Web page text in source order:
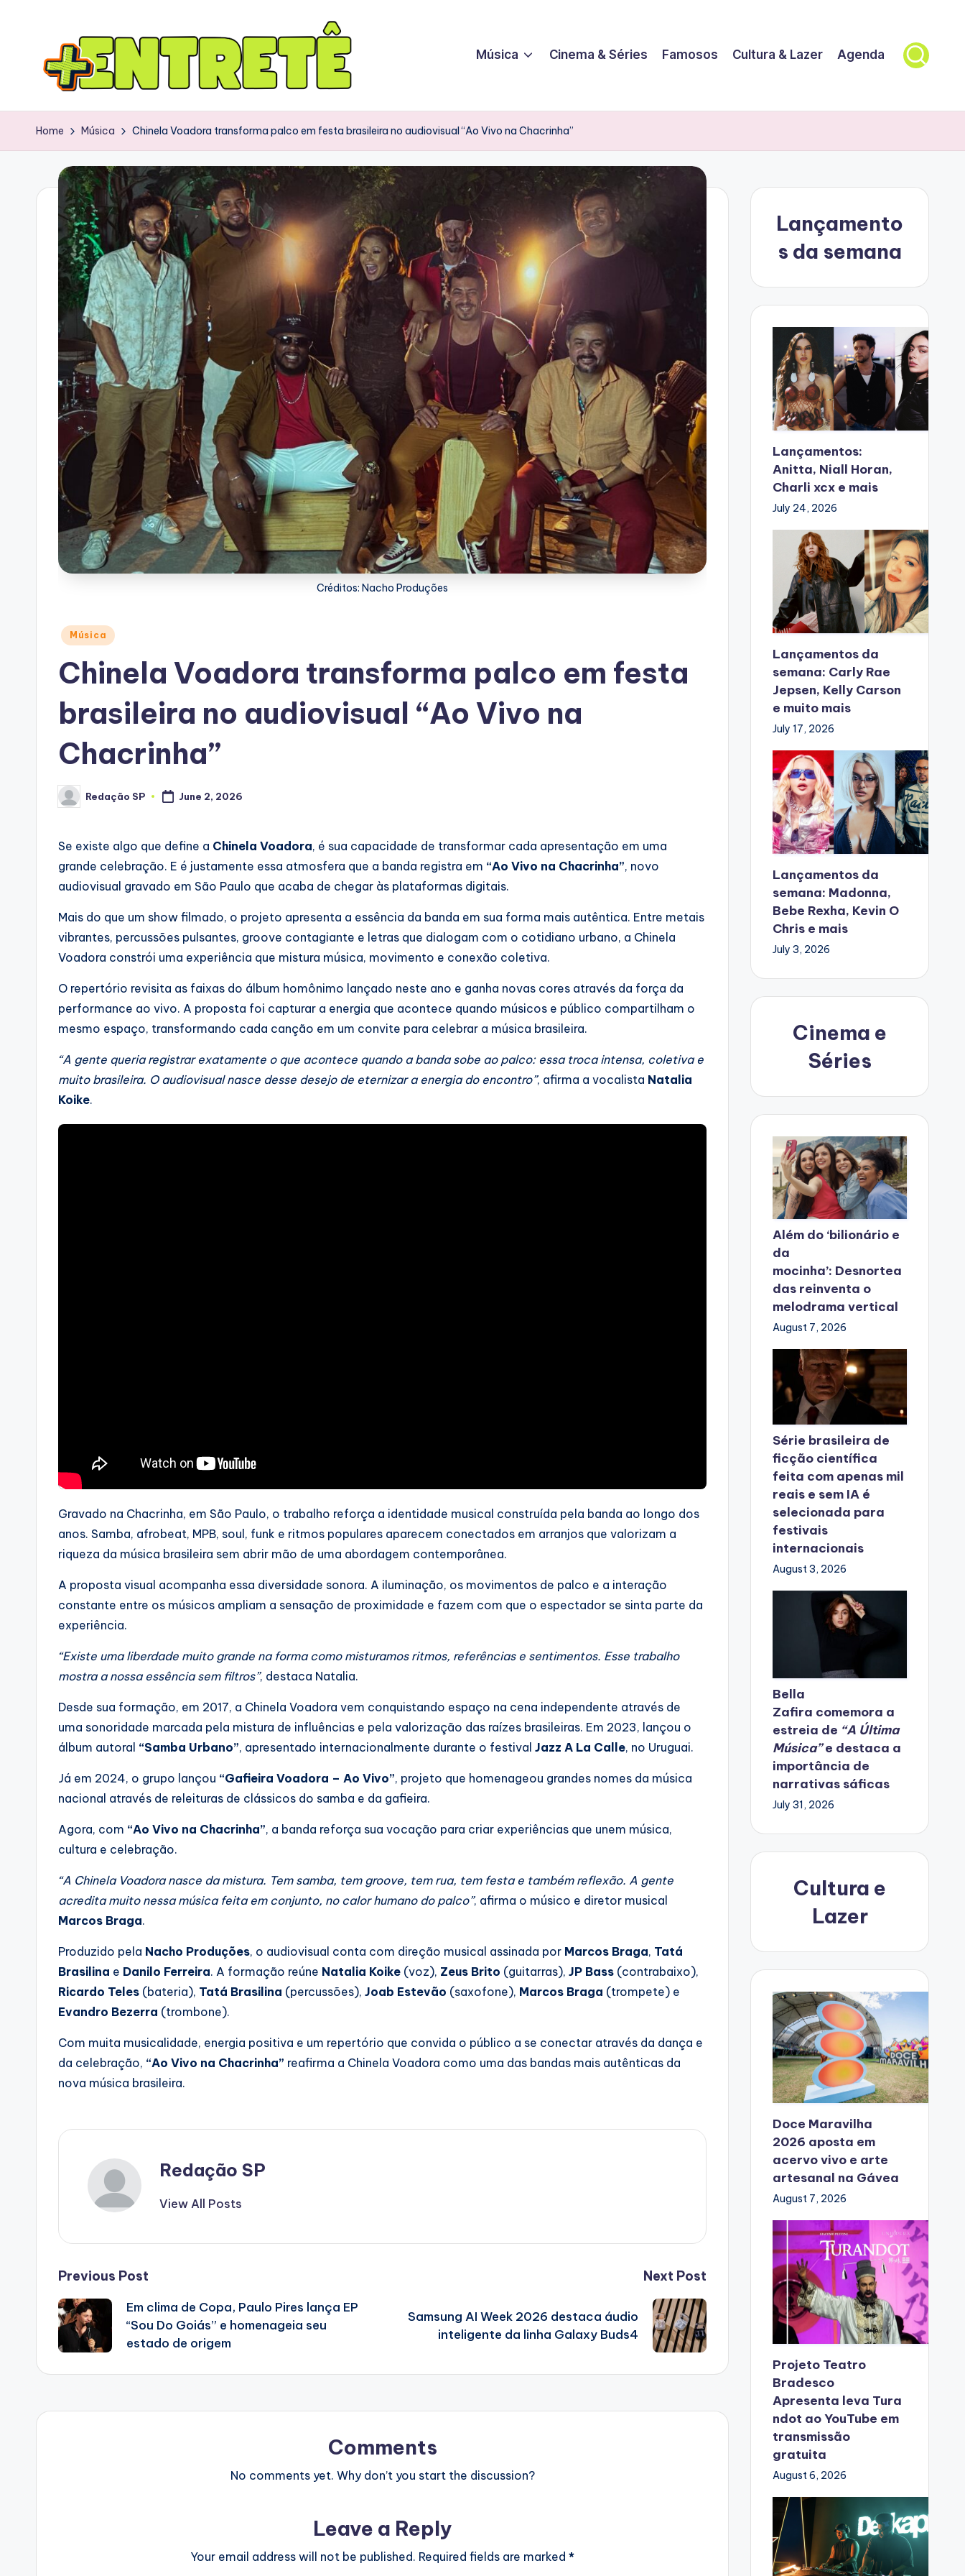
Música Cinema & Séries Famosos Cultura & Lazer Agenda
Home Música Chinela Voadora transforma palco em festa brasileira no audiovisual “Ao Vivo na Chacrinha”
Créditos: Nacho Produções
Posted
Música
Chinela Voadora transforma palco em festa
brasileira no audiovisual “Ao Vivo na
Chacrinha”
Posted
by
Redação SP June 2, 2026
Se existe algo que define a Chinela Voadora, é sua capacidade de transformar cada apresentação em uma
grande celebração. E é justamente essa atmosfera que a banda registra em “Ao Vivo na Chacrinha”, novo
audiovisual gravado em São Paulo que acaba de chegar às plataformas digitais.
Mais do que um show filmado, o projeto apresenta a essência da banda em sua forma mais autêntica. Entre metais
vibrantes, percussões pulsantes, groove contagiante e letras que dialogam com o cotidiano urbano, a Chinela
Voadora constrói uma experiência que mistura música, movimento e conexão coletiva.
O repertório revisita as faixas do álbum homônimo lançado neste ano e ganha novas cores através da força da
performance ao vivo. A proposta foi capturar a energia que acontece quando músicos e público compartilham o
mesmo espaço, transformando cada canção em um convite para celebrar a música brasileira.
“A gente queria registrar exatamente o que acontece quando a banda sobe ao palco: essa troca intensa, coletiva e
muito brasileira. O audiovisual nasce desse desejo de eternizar a energia do encontro”, afirma a vocalista Natalia
Koike.
Gravado na Chacrinha, em São Paulo, o trabalho reforça a identidade musical construída pela banda ao longo dos
anos. Samba, afrobeat, MPB, soul, funk e ritmos populares aparecem conectados em arranjos que valorizam a
riqueza da música brasileira sem abrir mão de uma abordagem contemporânea.
A proposta visual acompanha essa diversidade sonora. A iluminação, os movimentos de palco e a interação
constante entre os músicos ampliam a sensação de proximidade e fazem com que o espectador se sinta parte da
experiência.
“Existe uma liberdade muito grande na forma como misturamos ritmos, referências e sentimentos. Esse trabalho
mostra a nossa essência sem filtros”, destaca Natalia.
Desde sua formação, em 2017, a Chinela Voadora vem conquistando espaço na cena independente através de
uma sonoridade marcada pela mistura de influências e pela valorização das raízes brasileiras. Em 2023, lançou o
álbum autoral “Samba Urbano”, apresentado internacionalmente durante o festival Jazz A La Calle, no Uruguai.
Já em 2024, o grupo lançou “Gafieira Voadora – Ao Vivo”, projeto que homenageou grandes nomes da música
nacional através de releituras de clássicos do samba e da gafieira.
Agora, com “Ao Vivo na Chacrinha”, a banda reforça sua vocação para criar experiências que unem música,
cultura e celebração.
“A Chinela Voadora nasce da mistura. Tem samba, tem groove, tem rua, tem festa e também reflexão. A gente
acredita muito nessa música feita em conjunto, no calor humano do palco”, afirma o músico e diretor musical
Marcos Braga.
Produzido pela Nacho Produções, o audiovisual conta com direção musical assinada por Marcos Braga, Tatá
Brasilina e Danilo Ferreira. A formação reúne Natalia Koike (voz), Zeus Brito (guitarras), JP Bass (contrabaixo),
Ricardo Teles (bateria), Tatá Brasilina (percussões), Joab Estevão (saxofone), Marcos Braga (trompete) e
Evandro Bezerra (trombone).
Com muita musicalidade, energia positiva e um repertório que convida o público a se conectar através da dança e
da celebração, “Ao Vivo na Chacrinha” reafirma a Chinela Voadora como uma das bandas mais autênticas da
nova música brasileira.
Redação SP
View All Posts
Post
navigation
Previous Post
Em clima de Copa, Paulo Pires lança EP
“Sou Do Goiás” e homenageia seu
estado de origem
Next Post
Samsung AI Week 2026 destaca áudio
inteligente da linha Galaxy Buds4
Comments
No comments yet. Why don’t you start the discussion?
Leave a Reply
Your email address will not be published. Required fields are marked*
Lançamento
s da semana
Lançamentos:
Anitta, Niall Horan,
Charli xcx e mais
July 24, 2026
Lançamentos da
semana: Carly Rae
Jepsen, Kelly Carson
e muito mais
July 17, 2026
Lançamentos da
semana: Madonna,
Bebe Rexha, Kevin O
Chris e mais
July 3, 2026
Cinema e
Séries
Além do ‘bilionário e
da
mocinha’: Desnortea
das reinventa o
melodrama vertical
August 7, 2026
Série brasileira de
ficção científica
feita com apenas mil
reais e sem IA é
selecionada para
festivais
internacionais
August 3, 2026
Bella
Zafira comemora a
estreia de “A Última
Música”e destaca a
importância de
narrativas sáficas
July 31, 2026
Cultura e
Lazer
Doce Maravilha
2026 aposta em
acervo vivo e arte
artesanal na Gávea
August 7, 2026
Projeto Teatro
Bradesco
Apresenta leva Tura
ndot ao YouTube em
transmissão
gratuita
August 6, 2026